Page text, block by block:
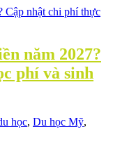
năm 2027?
phí và sinh
học, Du học Mỹ,